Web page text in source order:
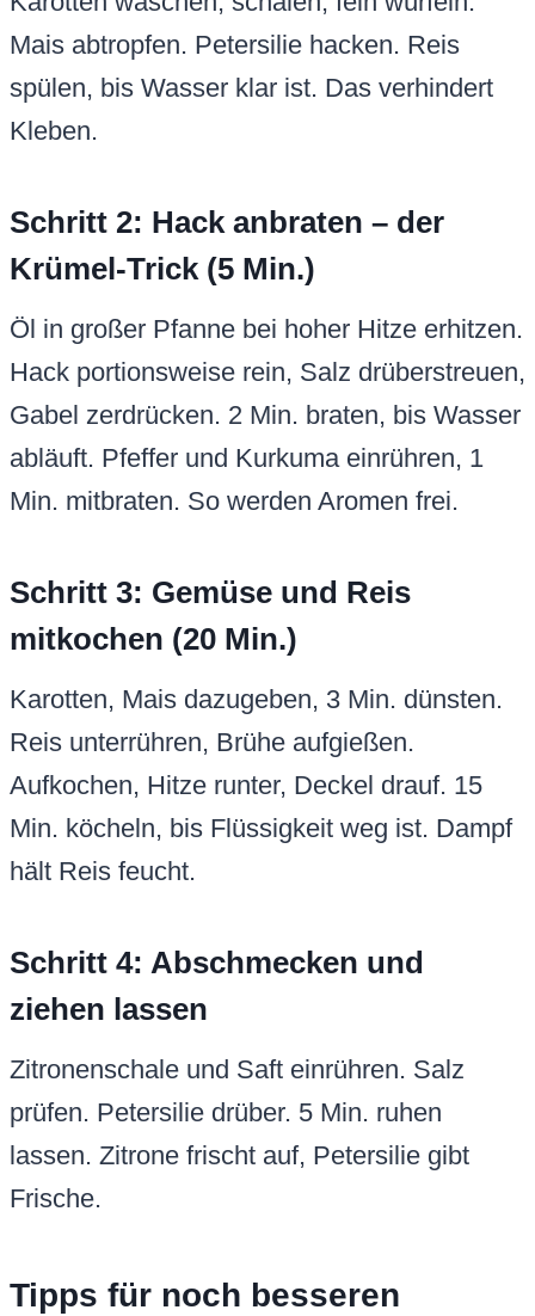
Mais abtropfen. Petersilie hacken. Reis
spülen, bis Wasser klar ist. Das verhindert
Kleben.
Schritt 2: Hack anbraten – der
Krümel-Trick (5 Min.)
Öl in großer Pfanne bei hoher Hitze erhitzen.
Hack portionsweise rein, Salz drüberstreuen,
Gabel zerdrücken. 2 Min. braten, bis Wasser
abläuft. Pfeffer und Kurkuma einrühren, 1
Min. mitbraten. So werden Aromen frei.
Schritt 3: Gemüse und Reis
mitkochen (20 Min.)
Karotten, Mais dazugeben, 3 Min. dünsten.
Reis unterrühren, Brühe aufgießen.
Aufkochen, Hitze runter, Deckel drauf. 15
Min. köcheln, bis Flüssigkeit weg ist. Dampf
hält Reis feucht.
Schritt 4: Abschmecken und
ziehen lassen
Zitronenschale und Saft einrühren. Salz
prüfen. Petersilie drüber. 5 Min. ruhen
lassen. Zitrone frischt auf, Petersilie gibt
Frische.
Tipps für noch besseren